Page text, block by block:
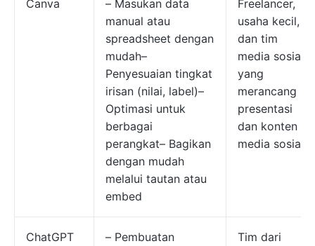
Canva
– Masukan data
manual atau
spreadsheet dengan
mudah–
Penyesuaian tingkat
irisan (nilai, label)–
Optimasi untuk
berbagai
perangkat– Bagikan
dengan mudah
melalui tautan atau
embed
Freelancer,
usaha kecil,
dan tim
media sosial
yang
merancang
presentasi
dan konten
media sosial
ChatGPT
– Pembuatan
Tim dari